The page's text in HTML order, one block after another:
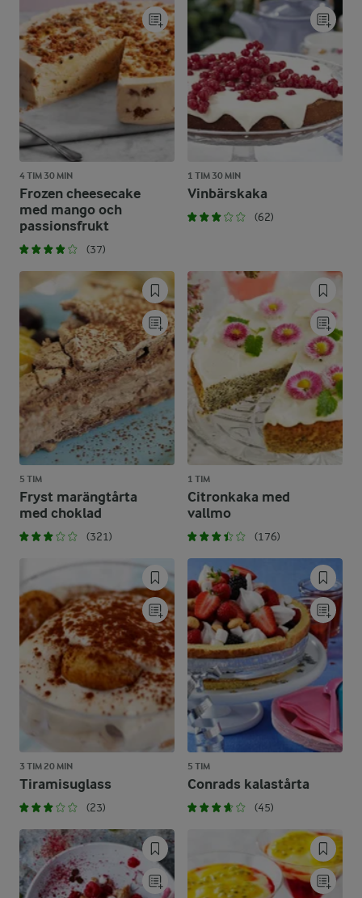
4 TIM 30 MIN
Frozen cheesecake
med mango och
passionsfrukt
(37)
1 TIM 30 MIN
Vinbärskaka
(62)
5 TIM
Fryst marängtårta
med choklad
(321)
1 TIM
Citronkaka med
vallmo
(176)
3 TIM 20 MIN
Tiramisuglass
(23)
5 TIM
Conrads kalastårta
(45)